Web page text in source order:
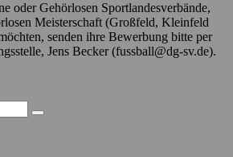
oder Gehörlosen Sportlandesverbände,
Meisterschaft (Großfeld, Kleinfeld
senden ihre Bewerbung bitte per
Jens Becker (fussball@dg-sv.de).